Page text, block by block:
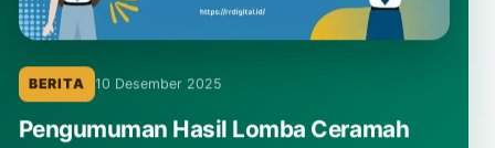
BERITA 10 Desember 2025
Pengumuman Hasil Lomba Ceramah